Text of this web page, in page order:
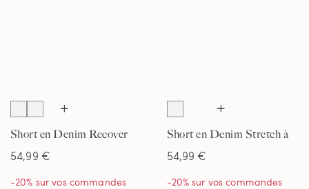
Short en Denim Recover
Femme
54,99 €
-20% sur vos commandes
Short en Denim Stretch à
54,99 €
-20% sur vos commandes